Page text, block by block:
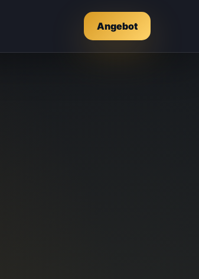
Angebot